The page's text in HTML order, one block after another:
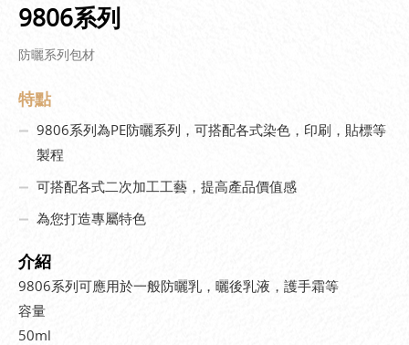
9806系列
防曬系列包材
特點
9806系列為PE防曬系列，可搭配各式染色，印刷，貼標等
製程
可搭配各式二次加工工藝，提高產品價值感
為您打造專屬特色
介紹
9806系列可應用於一般防曬乳，曬後乳液，護手霜等
容量
50ml